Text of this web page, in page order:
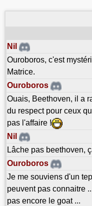
Nil
Ouroboros, c'est
Matrice.
Ouroboros
Ouais, Beethoven, il a
du respect pour ceux
pas l'affaire !
Nil
Lâche pas beethoven,
Ouroboros
Je me souviens d'un
peuvent pas connaitre
pas encore le goat ...